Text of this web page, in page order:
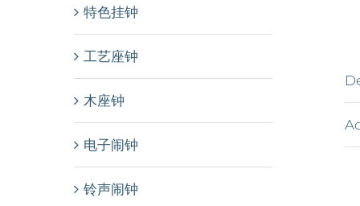
特色挂钟
工艺座钟
木座钟
电子闹钟
铃声闹钟